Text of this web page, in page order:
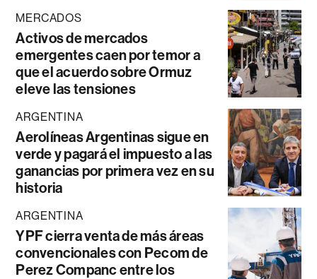
MERCADOS
Activos de mercados
emergentes caen por temor a
que el acuerdo sobre Ormuz
eleve las tensiones
ARGENTINA
Aerolíneas Argentinas sigue en
verde y pagará el impuesto a las
ganancias por primera vez en su
historia
ARGENTINA
YPF cierra venta de más áreas
convencionales con Pecom de
Perez Companc entre los